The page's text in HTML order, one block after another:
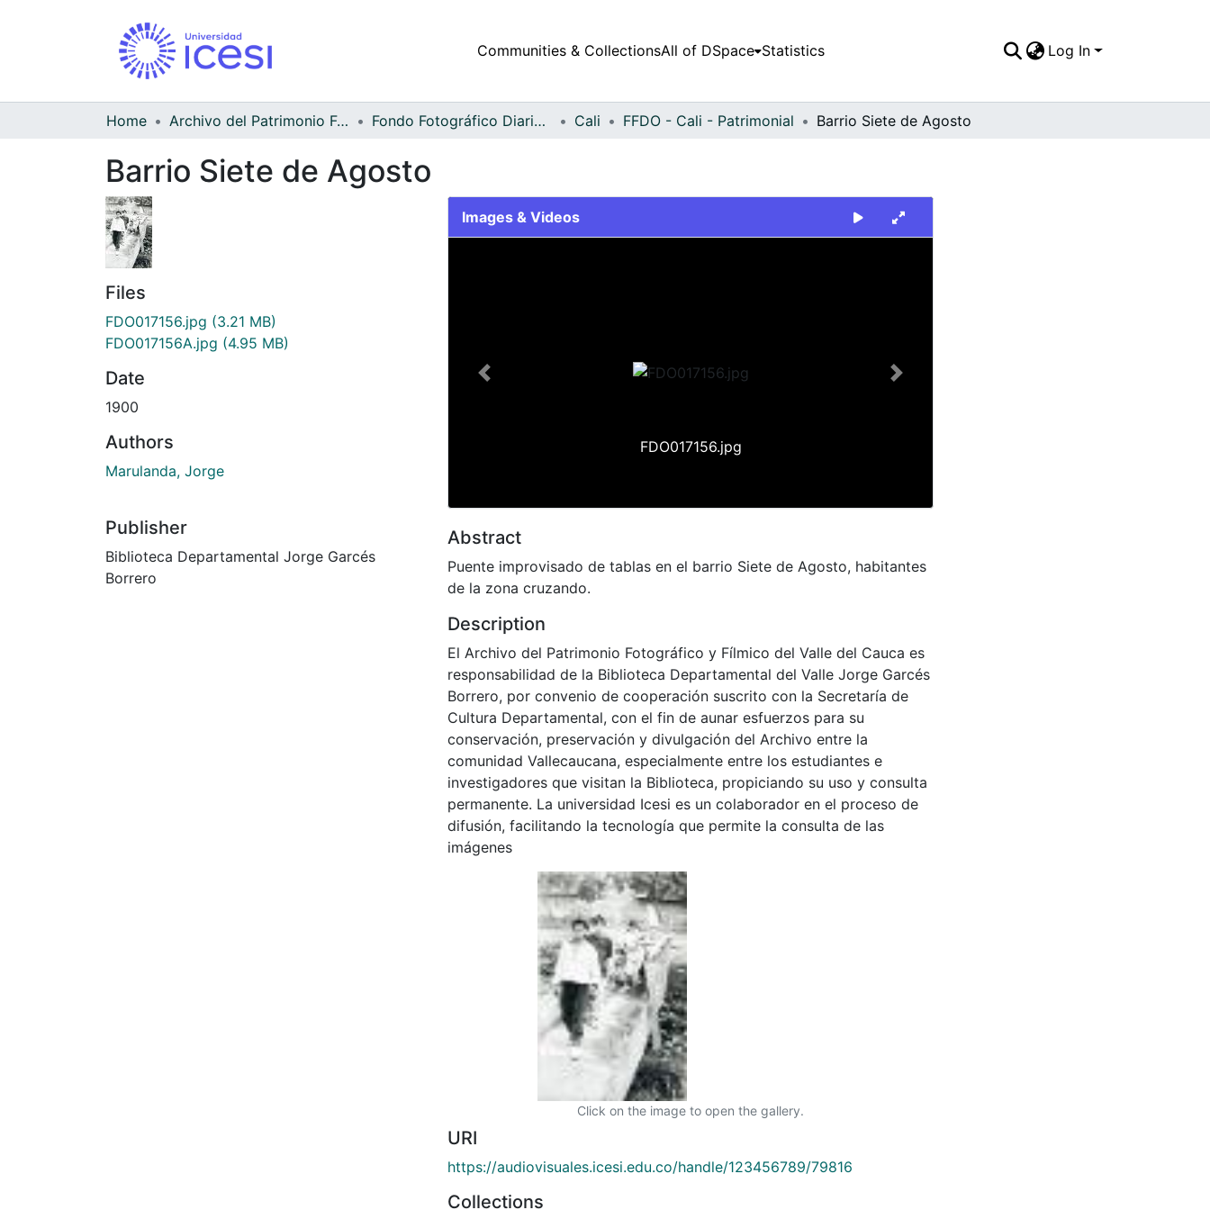
Communities & CollectionsAll of DSpace Statistics Log In
Home Archivo del Patrimonio Fotográfico y Fílmico del Valle del Cauca Fondo Fotográfico Diario Occidente Cali FFDO - Cali - Patrimonial Barrio Siete de Agosto
Barrio Siete de Agosto
Files
FDO017156.jpg (3.21 MB)
FDO017156A.jpg (4.95 MB)
Date
1900
Authors
Marulanda, Jorge
Publisher
Biblioteca Departamental Jorge Garcés
Borrero
Images & Videos
FDO017156.jpg
Previous Next
Abstract
Puente improvisado de tablas en el barrio Siete de Agosto, habitantes
de la zona cruzando.
Description
El Archivo del Patrimonio Fotográfico y Fílmico del Valle del Cauca es
responsabilidad de la Biblioteca Departamental del Valle Jorge Garcés
Borrero, por convenio de cooperación suscrito con la Secretaría de
Cultura Departamental, con el fin de aunar esfuerzos para su
conservación, preservación y divulgación del Archivo entre la
comunidad Vallecaucana, especialmente entre los estudiantes e
investigadores que visitan la Biblioteca, propiciando su uso y consulta
permanente. La universidad Icesi es un colaborador en el proceso de
difusión, facilitando la tecnología que permite la consulta de las
imágenes
Click on the image to open the gallery.
URI
https://audiovisuales.icesi.edu.co/handle/123456789/79816
Collections